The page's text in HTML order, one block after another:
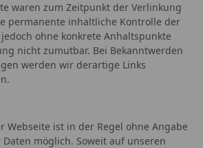
waren zum Zeitpunkt der Verlinkung
permanente inhaltliche Kontrolle der
ohne konkrete Anhaltspunkte
nicht zumutbar. Bei Bekanntwerden
werden wir derartige Links
Webseite ist in der Regel ohne Angabe
möglich. Soweit auf unseren